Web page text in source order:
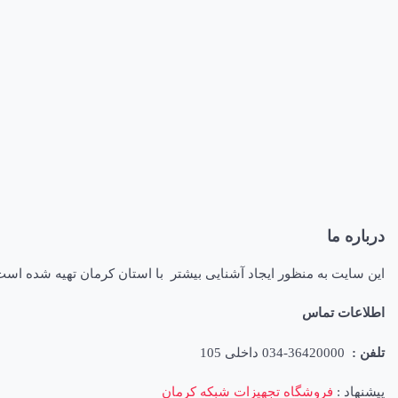
درباره ما
این سایت به منظور ایجاد آشنایی بیشتر با استان کرمان تهیه شده
اطلاعات تماس
تلفن :
پیشنهاد : فروشگاه تجهیزات شبکه کرمان